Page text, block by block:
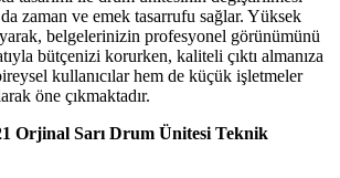
zaman ve emek tasarrufu sağlar. Yüksek
belgelerinizin profesyonel görünümünü
bütçenizi korurken, kaliteli çıktı almanıza
kullanıcılar hem de küçük işletmeler
öne çıkmaktadır.
Orjinal Sarı Drum Ünitesi Teknik